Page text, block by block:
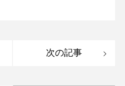
次の記事